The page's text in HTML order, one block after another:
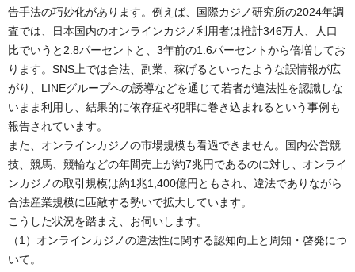
告手法の巧妙化があります。例えば、国際カジノ研究所の2024年調
査では、日本国内のオンラインカジノ利用者は推計346万人、人口
比でいうと2.8パーセントと、3年前の1.6パーセントから倍増してお
ります。SNS上では合法、副業、稼げるといったような誤情報が広
がり、LINEグループへの誘導などを通じて若者が違法性を認識しな
いまま利用し、結果的に依存症や犯罪に巻き込まれるという事例も
報告されています。
また、オンラインカジノの市場規模も看過できません。国内公営競
技、競馬、競輪などの年間売上が約7兆円であるのに対し、オンライ
ンカジノの取引規模は約1兆1,400億円ともされ、違法でありながら
合法産業規模に匹敵する勢いで拡大しています。
こうした状況を踏まえ、お伺いします。
（1）オンラインカジノの違法性に関する認知向上と周知・啓発につ
いて。